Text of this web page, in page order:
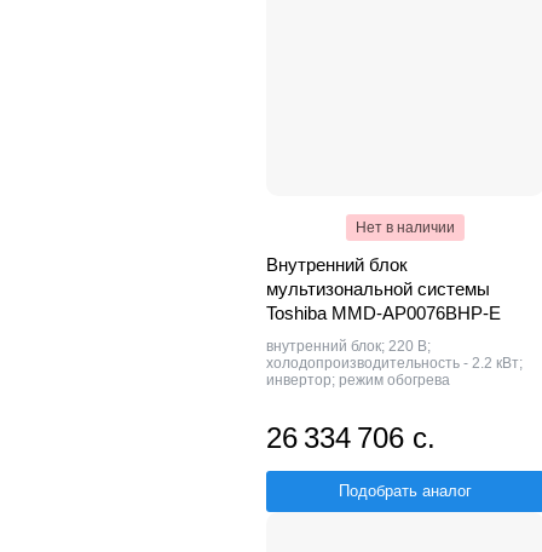
Нет в наличии
Внутренний блок
мультизональной системы
Toshiba MMD-AP0076BHP-E
внутренний блок; 220 В;
холодопроизводительность - 2.2 кВт;
инвертор; режим обогрева
26 334 706 с.
Подобрать аналог